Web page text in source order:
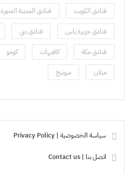
فنادق الكويت فنادق المدينة المنورة
فنادق جزيرة ياس فنادق دبي
فنادق مكة كافيهات كومو
ميلان ميونيخ
سياسة الخصوصية | Privacy Policy
اتصل بنا | Contact us